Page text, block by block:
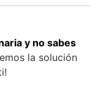
y no sabes
la solución